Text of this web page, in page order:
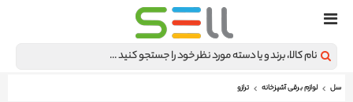
سل لوازم برقی آشپزخانه ترازو